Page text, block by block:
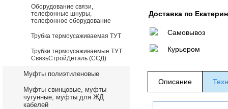
Оборудование связи,
телефонные шнуры,
телефонное оборудование
Трубка термоусаживаемая ТУТ
Трубки термоусаживаемые ТУТ
СвязьСтройДеталь (ССД)
Муфты полиэтиленовые
Муфты свинцовые, муфты
чугунные, муфты для ЖД
кабелей
Доставка по
Самовывоз
Курьером
Описание